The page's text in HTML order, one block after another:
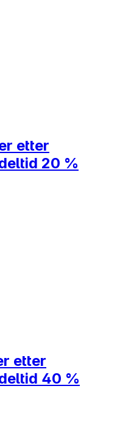
etter
20 %
etter
40 %